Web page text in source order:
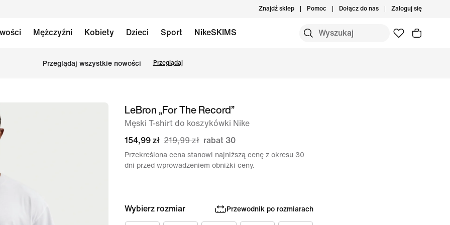
Znajdź sklep Pomoc Dołącz do nas Zaloguj się
Mężczyźni Kobiety Dzieci Sport NikeSKIMS
Przeglądaj wszystkie nowości Przeglądaj
LeBron „For The Record”
Męski T-shirt do koszykówki Nike
154,99 zł 219,99 zł rabat 30
Przekreślona cena stanowi najniższą cenę z okresu 30
dni przed wprowadzeniem obniżki ceny.
Wybierz rozmiar Przewodnik po rozmiarach